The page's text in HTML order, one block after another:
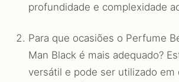
profundidade e complexidade
Para que ocasiões o Perfume
Man Black é mais adequado?
versátil e pode ser utilizado em